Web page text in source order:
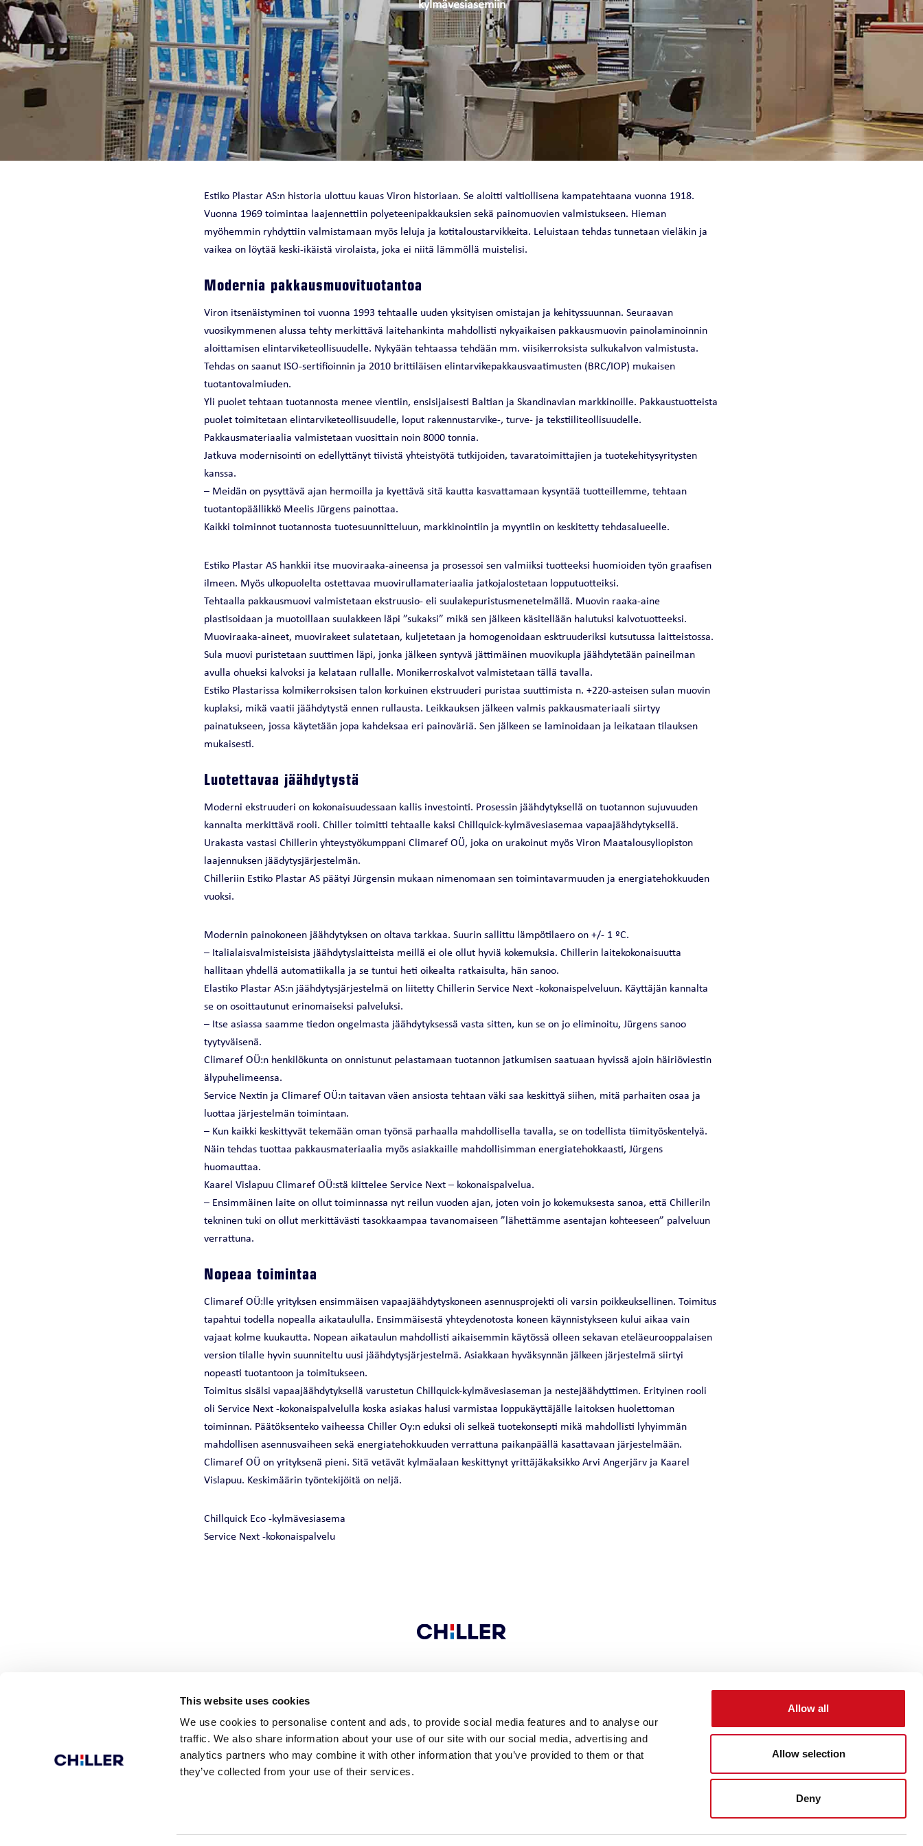
This website uses cookies
We use cookies to personalise content and ads, to provide social media features and to analyse our
traffic. We also share information about your use of our site with our social media, advertising and
analytics partners who may combine it with other information that you’ve provided to them or that
they’ve collected from your use of their services.
Allow all
Allow selection
Deny
CHILLQUICK RENO
FULLFLOW DX | VFD
FULLPOWER EVO
NOVAHEAT 32 I
NOVAHEAT 32
CHILLQUICK THERMO
WINPACK SE | ECO ILMA-
VESILÄMPÖPUMPPU
SMART VAKIOILMASTOINTIKONE
STEADY TARKKUUSILMASTOINTILAITE
Jäähdytyksen päätelaitevertailu
Jäähdytysratkaisun kylmänlähde
kylmävesiasemiin
Estiko Plastar AS:n historia ulottuu kauas Viron historiaan. Se aloitti valtiollisena kampatehtaana vuonna 1918.
Vuonna 1969 toimintaa laajennettiin polyeteenipakkauksien sekä painomuovien valmistukseen. Hieman
myöhemmin ryhdyttiin valmistamaan myös leluja ja kotitaloustarvikkeita. Leluistaan tehdas tunnetaan vieläkin ja
vaikea on löytää keski-ikäistä virolaista, joka ei niitä lämmöllä muistelisi.
Modernia pakkausmuovituotantoa
Viron itsenäistyminen toi vuonna 1993 tehtaalle uuden yksityisen omistajan ja kehityssuunnan. Seuraavan
vuosikymmenen alussa tehty merkittävä laitehankinta mahdollisti nykyaikaisen pakkausmuovin painolaminoinnin
aloittamisen elintarviketeollisuudelle. Nykyään tehtaassa tehdään mm. viisikerroksista sulkukalvon valmistusta.
Tehdas on saanut ISO-sertifioinnin ja 2010 brittiläisen elintarvikepakkausvaatimusten (BRC/IOP) mukaisen
tuotantovalmiuden.
Yli puolet tehtaan tuotannosta menee vientiin, ensisijaisesti Baltian ja Skandinavian markkinoille. Pakkaustuotteista
puolet toimitetaan elintarviketeollisuudelle, loput rakennustarvike-, turve- ja tekstiiliteollisuudelle.
Pakkausmateriaalia valmistetaan vuosittain noin 8000 tonnia.
Jatkuva modernisointi on edellyttänyt tiivistä yhteistyötä tutkijoiden, tavaratoimittajien ja tuotekehitysyritysten
kanssa.
– Meidän on pysyttävä ajan hermoilla ja kyettävä sitä kautta kasvattamaan kysyntää tuotteillemme, tehtaan
tuotantopäällikkö Meelis Jürgens painottaa.
Kaikki toiminnot tuotannosta tuotesuunnitteluun, markkinointiin ja myyntiin on keskitetty tehdasalueelle.
Estiko Plastar AS hankkii itse muoviraaka-aineensa ja prosessoi sen valmiiksi tuotteeksi huomioiden työn graafisen
ilmeen. Myös ulkopuolelta ostettavaa muovirullamateriaalia jatkojalostetaan lopputuotteiksi.
Tehtaalla pakkausmuovi valmistetaan ekstruusio- eli suulakepuristusmenetelmällä. Muovin raaka-aine
plastisoidaan ja muotoillaan suulakkeen läpi ”sukaksi” mikä sen jälkeen käsitellään halutuksi kalvotuotteeksi.
Muoviraaka-aineet, muovirakeet sulatetaan, kuljetetaan ja homogenoidaan esktruuderiksi kutsutussa laitteistossa.
Sula muovi puristetaan suuttimen läpi, jonka jälkeen syntyvä jättimäinen muovikupla jäähdytetään paineilman
avulla ohueksi kalvoksi ja kelataan rullalle. Monikerroskalvot valmistetaan tällä tavalla.
Estiko Plastarissa kolmikerroksisen talon korkuinen ekstruuderi puristaa suuttimista n. +220-asteisen sulan muovin
kuplaksi, mikä vaatii jäähdytystä ennen rullausta. Leikkauksen jälkeen valmis pakkausmateriaali siirtyy
painatukseen, jossa käytetään jopa kahdeksaa eri painoväriä. Sen jälkeen se laminoidaan ja leikataan tilauksen
mukaisesti.
Luotettavaa jäähdytystä
Moderni ekstruuderi on kokonaisuudessaan kallis investointi. Prosessin jäähdytyksellä on tuotannon sujuvuuden
kannalta merkittävä rooli. Chiller toimitti tehtaalle kaksi Chillquick-kylmävesiasemaa vapaajäähdytyksellä.
Urakasta vastasi Chillerin yhteystyökumppani Climaref OÜ, joka on urakoinut myös Viron Maatalousyliopiston
laajennuksen jäädytysjärjestelmän.
Chilleriin Estiko Plastar AS päätyi Jürgensin mukaan nimenomaan sen toimintavarmuuden ja energiatehokkuuden
vuoksi.
Modernin painokoneen jäähdytyksen on oltava tarkkaa. Suurin sallittu lämpötilaero on +/- 1 ºC.
– Italialaisvalmisteisista jäähdytyslaitteista meillä ei ole ollut hyviä kokemuksia. Chillerin laitekokonaisuutta
hallitaan yhdellä automatiikalla ja se tuntui heti oikealta ratkaisulta, hän sanoo.
Elastiko Plastar AS:n jäähdytysjärjestelmä on liitetty Chillerin Service Next -kokonaispelveluun. Käyttäjän kannalta
se on osoittautunut erinomaiseksi palveluksi.
– Itse asiassa saamme tiedon ongelmasta jäähdytyksessä vasta sitten, kun se on jo eliminoitu, Jürgens sanoo
tyytyväisenä.
Climaref OÜ:n henkilökunta on onnistunut pelastamaan tuotannon jatkumisen saatuaan hyvissä ajoin häiriöviestin
älypuhelimeensa.
Service Nextin ja Climaref OÜ:n taitavan väen ansiosta tehtaan väki saa keskittyä siihen, mitä parhaiten osaa ja
luottaa järjestelmän toimintaan.
– Kun kaikki keskittyvät tekemään oman työnsä parhaalla mahdollisella tavalla, se on todellista tiimityöskentelyä.
Näin tehdas tuottaa pakkausmateriaalia myös asiakkaille mahdollisimman energiatehokkaasti, Jürgens
huomauttaa.
Kaarel Vislapuu Climaref OÜ:stä kiittelee Service Next – kokonaispalvelua.
– Ensimmäinen laite on ollut toiminnassa nyt reilun vuoden ajan, joten voin jo kokemuksesta sanoa, että Chilleriln
tekninen tuki on ollut merkittävästi tasokkaampaa tavanomaiseen ”lähettämme asentajan kohteeseen” palveluun
verrattuna.
Nopeaa toimintaa
Climaref OÜ:lle yrityksen ensimmäisen vapaajäähdytyskoneen asennusprojekti oli varsin poikkeuksellinen. Toimitus
tapahtui todella nopealla aikataululla. Ensimmäisestä yhteydenotosta koneen käynnistykseen kului aikaa vain
vajaat kolme kuukautta. Nopean aikataulun mahdollisti aikaisemmin käytössä olleen sekavan eteläeurooppalaisen
version tilalle hyvin suunniteltu uusi jäähdytysjärjestelmä. Asiakkaan hyväksynnän jälkeen järjestelmä siirtyi
nopeasti tuotantoon ja toimitukseen.
Toimitus sisälsi vapaajäähdytyksellä varustetun Chillquick-kylmävesiaseman ja nestejäähdyttimen. Erityinen rooli
oli Service Next -kokonaispalvelulla koska asiakas halusi varmistaa loppukäyttäjälle laitoksen huolettoman
toiminnan. Päätöksenteko vaiheessa Chiller Oy:n eduksi oli selkeä tuotekonsepti mikä mahdollisti lyhyimmän
mahdollisen asennusvaiheen sekä energiatehokkuuden verrattuna paikanpäällä kasattavaan järjestelmään.
Climaref OÜ on yrityksenä pieni. Sitä vetävät kylmäalaan keskittynyt yrittäjäkaksikko Arvi Angerjärv ja Kaarel
Vislapuu. Keskimäärin työntekijöitä on neljä.
Chillquick Eco -kylmävesiasema
Service Next -kokonaispalvelu
© Chiller Oy Sulanpolku 9 Tel. +358 9 274 7670
Seuraa meitä